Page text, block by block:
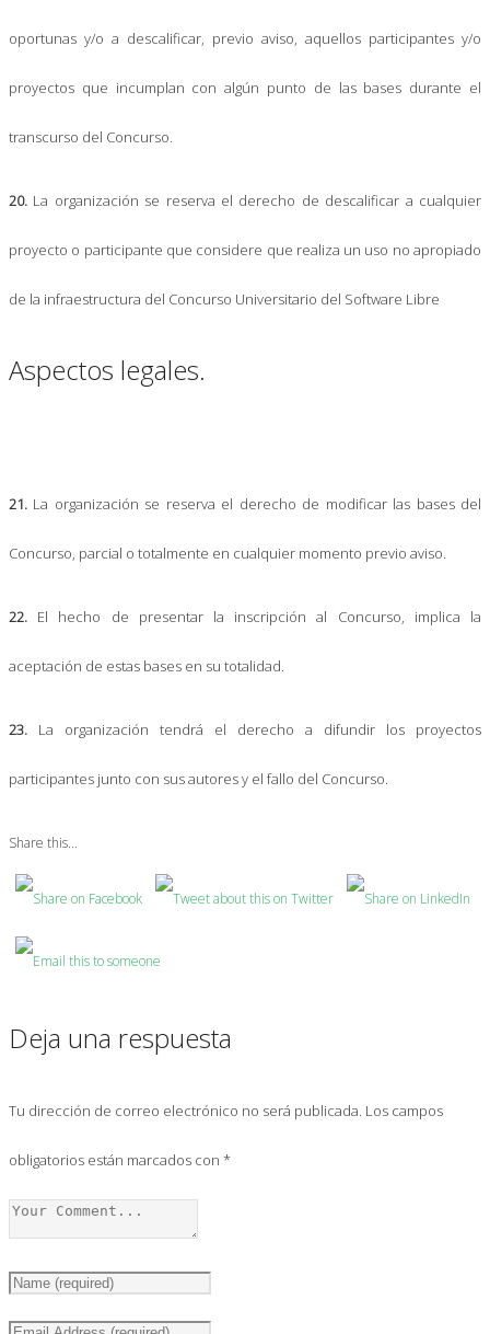
oportunas y/o a descalificar, previo aviso, aquellos participantes y/o
proyectos que incumplan con algún punto de las bases durante el
transcurso del Concurso.
20. La organización se reserva el derecho de descalificar a cualquier
proyecto o participante que considere que realiza un uso no apropiado
de la infraestructura del Concurso Universitario del Software Libre
Aspectos legales.
21. La organización se reserva el derecho de modificar las bases del
Concurso, parcial o totalmente en cualquier momento previo aviso.
22. El hecho de presentar la inscripción al Concurso, implica la
aceptación de estas bases en su totalidad.
23. La organización tendrá el derecho a difundir los proyectos
participantes junto con sus autores y el fallo del Concurso.
Share this...
Deja una respuesta
Tu dirección de correo electrónico no será publicada. Los campos
obligatorios están marcados con *